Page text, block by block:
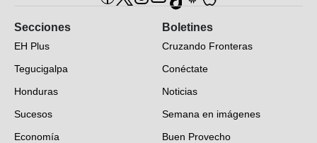
Secciones
EH Plus
Tegucigalpa
Honduras
Sucesos
Economía
Boletines
Cruzando Fronteras
Conéctate
Noticias
Semana en imágenes
Buen Provecho